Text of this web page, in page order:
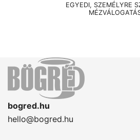
EGYEDI, SZEMÉLYRE
bogred.hu
hello@bogred.hu